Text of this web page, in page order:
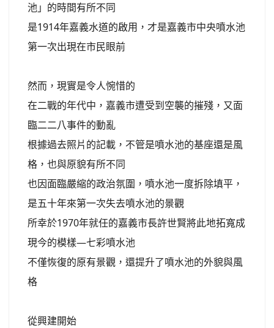
池」的時間有所不同
是1914年嘉義水道的啟用，才是嘉義市中央噴水池
第一次出現在市民眼前
然而，現實是令人惋惜的
在二戰的年代中，嘉義市遭受到空襲的摧殘，又面
臨二二八事件的動亂
根據過去照片的記載，不管是噴水池的基座還是風
格，也與原貌有所不同
也因面臨嚴縮的政治氛圍，噴水池一度拆除填平，
是五十年來第一次失去噴水池的景觀
所幸於1970年就任的嘉義市長許世賢將此地拓寬成
現今的模樣—七彩噴水池
不僅恢復的原有景觀，還提升了噴水池的外貌與風
格
從興建開始